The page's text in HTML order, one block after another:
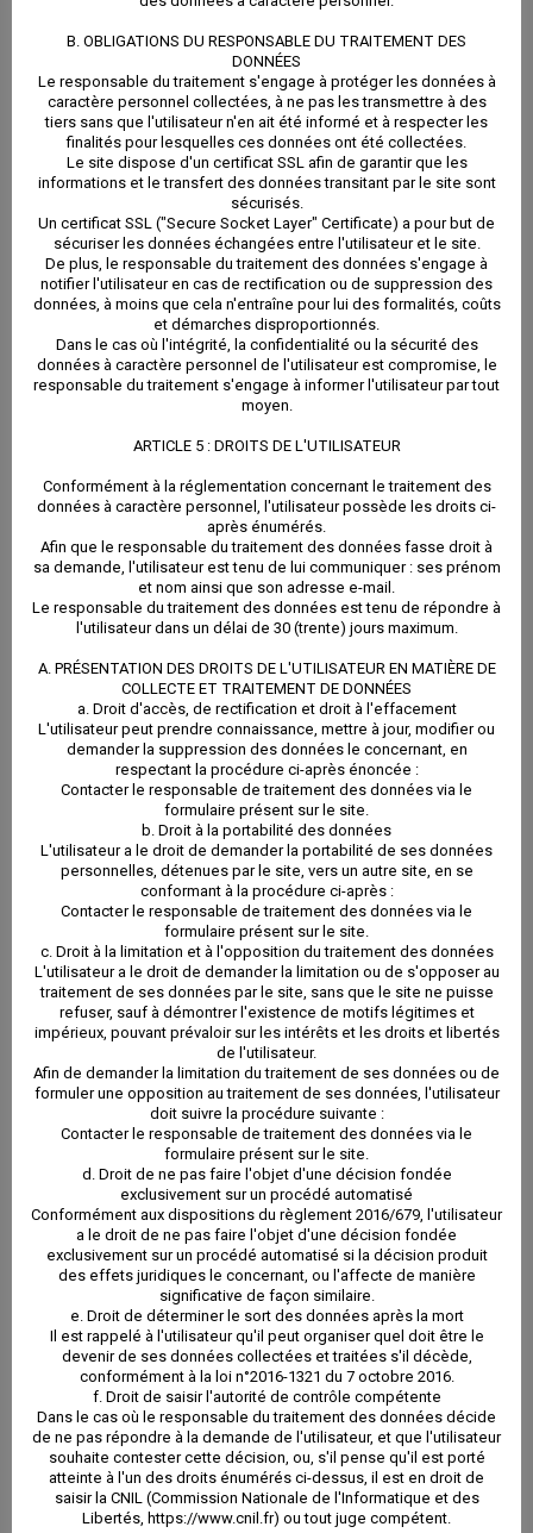
bailleur
quittances
Dresser les états
des lieux d’entrée
et de sortie
Information du
Trésor Public au
départ du locataire
procéder aux
travaux
nécessaires à la
conservation de
votre bien, après
accord sur les
devis obtenus
auprès
d’entreprises
sélectionnées.
Régler les appels
de fonds du syndic
de copropriété, le
cas échéant.
Payer les factures
de tous les
fournisseurs
éventuellement
aux assemblées
générales de
copropriétés
les solutions
possibles afin
optimiser votre
investissement
vite votre bien au
départ du locataire
en vous informant
au préalable
Établir le
décompte de
remboursement du
dépôt de garantie,
déduction faite
éventuellement de
toutes les
sommes dues
Le coût de notre mission complète :
Loyer Honoraires TTC
0 à 400 € 9,60%
401 à 800 € 8,40%
B. OBLIGATIONS DU RESPONSABLE DU TRAITEMENT DES
DONNÉES
Le responsable du traitement s'engage à protéger les données à
caractère personnel collectées, à ne pas les transmettre à des
tiers sans que l'utilisateur n'en ait été informé et à respecter les
finalités pour lesquelles ces données ont été collectées.
Le site dispose d'un certificat SSL afin de garantir que les
informations et le transfert des données transitant par le site sont
sécurisés.
Un certificat SSL ("Secure Socket Layer" Certificate) a pour but de
sécuriser les données échangées entre l'utilisateur et le site.
De plus, le responsable du traitement des données s'engage à
notifier l'utilisateur en cas de rectification ou de suppression des
données, à moins que cela n'entraîne pour lui des formalités, coûts
et démarches disproportionnés.
Dans le cas où l'intégrité, la confidentialité ou la sécurité des
données à caractère personnel de l'utilisateur est compromise, le
responsable du traitement s'engage à informer l'utilisateur par tout
moyen.
ARTICLE 5 : DROITS DE L'UTILISATEUR
Conformément à la réglementation concernant le traitement des
données à caractère personnel, l'utilisateur possède les droits ci-
après énumérés.
Afin que le responsable du traitement des données fasse droit à
sa demande, l'utilisateur est tenu de lui communiquer : ses prénom
et nom ainsi que son adresse e-mail.
Le responsable du traitement des données est tenu de répondre à
l'utilisateur dans un délai de 30 (trente) jours maximum.
A. PRÉSENTATION DES DROITS DE L'UTILISATEUR EN MATIÈRE DE
COLLECTE ET TRAITEMENT DE DONNÉES
a. Droit d'accès, de rectification et droit à l'effacement
L'utilisateur peut prendre connaissance, mettre à jour, modifier ou
demander la suppression des données le concernant, en
respectant la procédure ci-après énoncée :
Contacter le responsable de traitement des données via le
formulaire présent sur le site.
b. Droit à la portabilité des données
L'utilisateur a le droit de demander la portabilité de ses données
personnelles, détenues par le site, vers un autre site, en se
conformant à la procédure ci-après :
Contacter le responsable de traitement des données via le
formulaire présent sur le site.
c. Droit à la limitation et à l'opposition du traitement des données
L'utilisateur a le droit de demander la limitation ou de s'opposer au
traitement de ses données par le site, sans que le site ne puisse
refuser, sauf à démontrer l'existence de motifs légitimes et
impérieux, pouvant prévaloir sur les intérêts et les droits et libertés
de l'utilisateur.
Afin de demander la limitation du traitement de ses données ou de
formuler une opposition au traitement de ses données, l'utilisateur
doit suivre la procédure suivante :
Contacter le responsable de traitement des données via le
formulaire présent sur le site.
d. Droit de ne pas faire l'objet d'une décision fondée
exclusivement sur un procédé automatisé
Conformément aux dispositions du règlement 2016/679, l'utilisateur
a le droit de ne pas faire l'objet d'une décision fondée
exclusivement sur un procédé automatisé si la décision produit
des effets juridiques le concernant, ou l'affecte de manière
significative de façon similaire.
e. Droit de déterminer le sort des données après la mort
Il est rappelé à l'utilisateur qu'il peut organiser quel doit être le
devenir de ses données collectées et traitées s'il décède,
conformément à la loi n°2016-1321 du 7 octobre 2016.
f. Droit de saisir l'autorité de contrôle compétente
Dans le cas où le responsable du traitement des données décide
de ne pas répondre à la demande de l'utilisateur, et que l'utilisateur
souhaite contester cette décision, ou, s'il pense qu'il est porté
atteinte à l'un des droits énumérés ci-dessus, il est en droit de
saisir la CNIL (Commission Nationale de l'Informatique et des
Libertés, https://www.cnil.fr) ou tout juge compétent.